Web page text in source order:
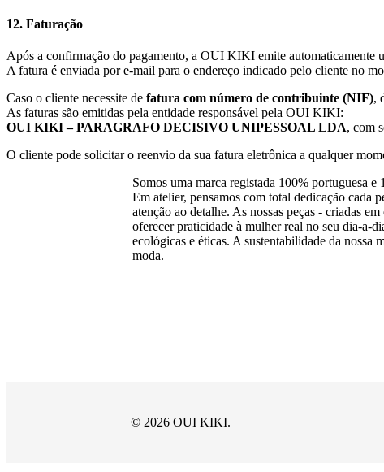
12. Faturação
Após a confirmação do pagamento, a OUI KIKI emite automaticamente
A fatura é enviada por e-mail para o endereço indicado pelo cliente no
Caso o cliente necessite de fatura com número de contribuinte (NIF),
As faturas são emitidas pela entidade responsável pela OUI KIKI:
OUI KIKI – PARAGRAFO DECISIVO UNIPESSOAL LDA, com
O cliente pode solicitar o reenvio da sua fatura eletrônica a qualquer
Somos uma marca registada 100% portuguesa
Em atelier, pensamos com total dedicação cada
atenção ao detalhe. As nossas peças - criadas
oferecer praticidade à mulher real no seu dia-a-
ecológicas e éticas. A sustentabilidade da nossa
moda.
© 2026 OUI KIKI.